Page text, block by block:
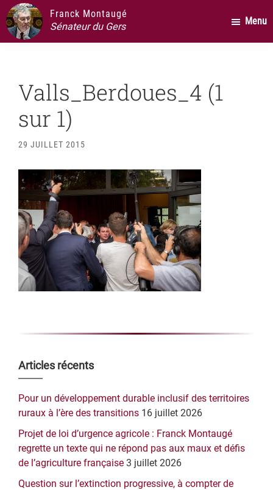
Passer
au
contenu
Passer
la
principale
Passer
au
pied
Franck Montaugé
Sénateur du Gers
Menu
Valls_Berdoues_4 (1
sur 1)
29 JUILLET 2015
Barre
latérale
principale
Articles récents
Pour un développement durable inclusif des territoires
ruraux à l’ère des transitions 16 juillet 2026
Projet de loi d’urgence agricole : Franck Montaugé
regrette un texte qui ne répond pas aux maux et défis
de l’agriculture française 3 juillet 2026
Question sur l’extinction progressive, à compter de